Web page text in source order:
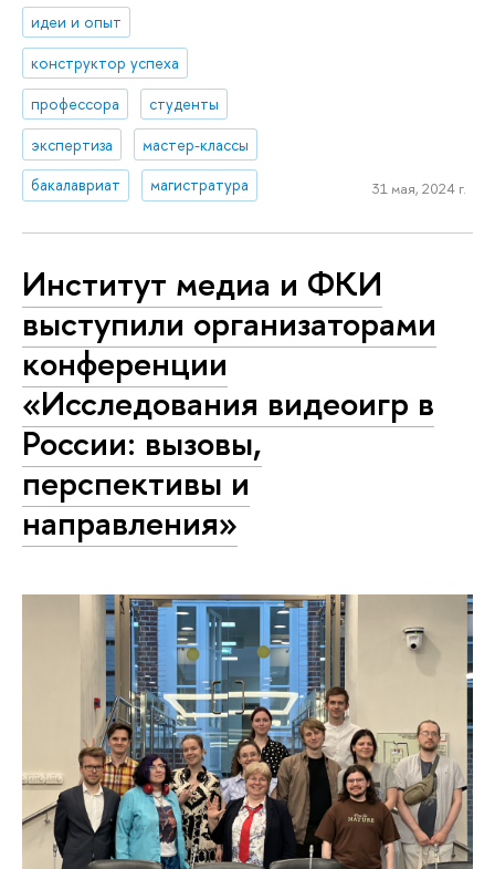
идеи и опыт
конструктор успеха
профессора
студенты
экспертиза
мастер-классы
бакалавриат
магистратура 31 мая, 2024 г.
Институт медиа и ФКИ
выступили организаторами
конференции
«Исследования видеоигр в
России: вызовы,
перспективы и
направления»